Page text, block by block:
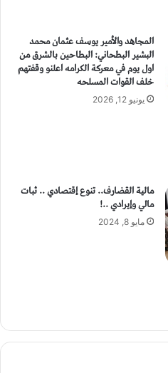
المجاهد والأمير يوسف عثمان محمد
البشير البطحاني: البطاحين بالشرق من
اول يوم في معركة الكرامه اعلنو وقفتهم
خلف القوات المسلحه
يونيو 12, 2026
مالية القضارف.. تنوع إقتصادي .. ثبات
مالي وإيرادي ..!
مايو 8, 2024